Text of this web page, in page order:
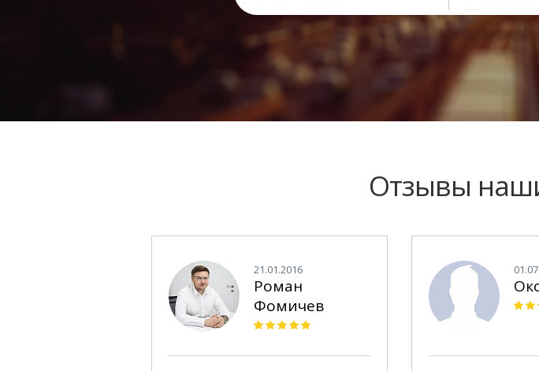
Отзывы
21.01.2016
Роман
Фомичев